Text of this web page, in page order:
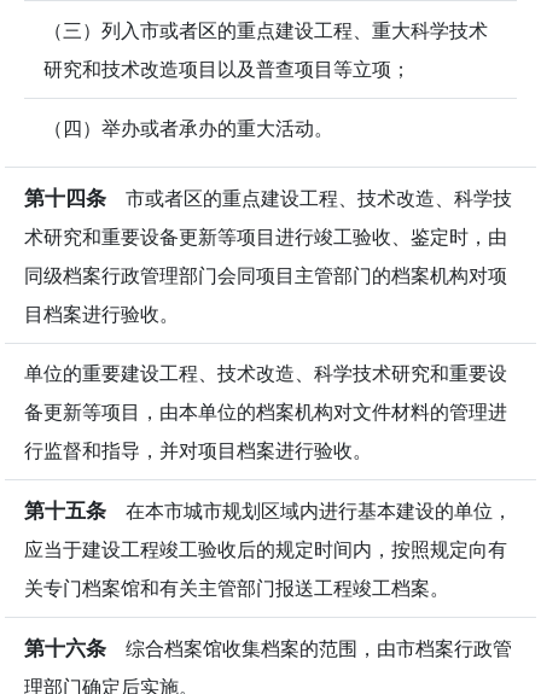
（三）列入市或者区的重点建设工程、重大科学技术
研究和技术改造项目以及普查项目等立项；
（四）举办或者承办的重大活动。
第十四条 市或者区的重点建设工程、技术改造、科学技
术研究和重要设备更新等项目进行竣工验收、鉴定时，由
同级档案行政管理部门会同项目主管部门的档案机构对项
目档案进行验收。
单位的重要建设工程、技术改造、科学技术研究和重要设
备更新等项目，由本单位的档案机构对文件材料的管理进
行监督和指导，并对项目档案进行验收。
第十五条 在本市城市规划区域内进行基本建设的单位，
应当于建设工程竣工验收后的规定时间内，按照规定向有
关专门档案馆和有关主管部门报送工程竣工档案。
第十六条 综合档案馆收集档案的范围，由市档案行政管
理部门确定后实施。